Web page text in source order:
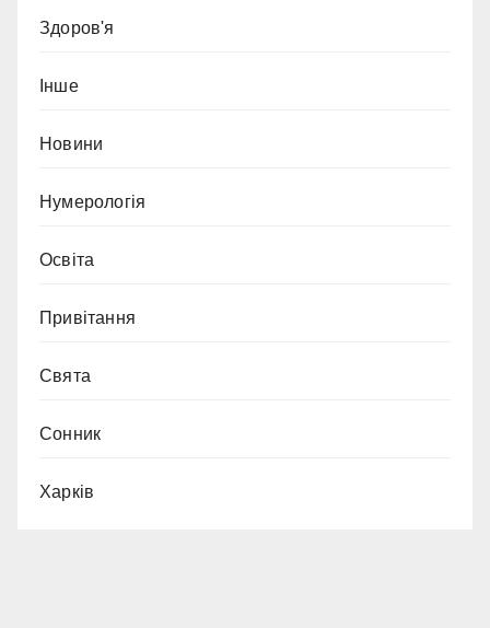
Здоров'я
Інше
Новини
Нумерологія
Освіта
Привітання
Свята
Сонник
Харків